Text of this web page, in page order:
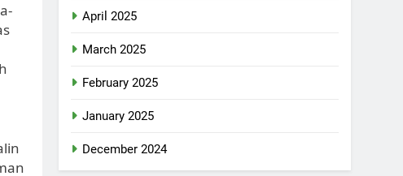
April 2025
March 2025
February 2025
January 2025
December 2024